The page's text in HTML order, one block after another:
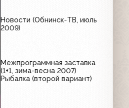
Новости (Обнинск-ТВ, июль
2009)
Межпрограммная заставка
(1+1, зима-весна 2007)
Рыбалка (второй вариант)